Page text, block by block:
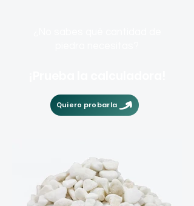
Quiero probarla